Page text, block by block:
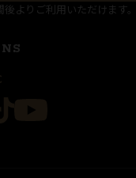
よりご利用いただけます